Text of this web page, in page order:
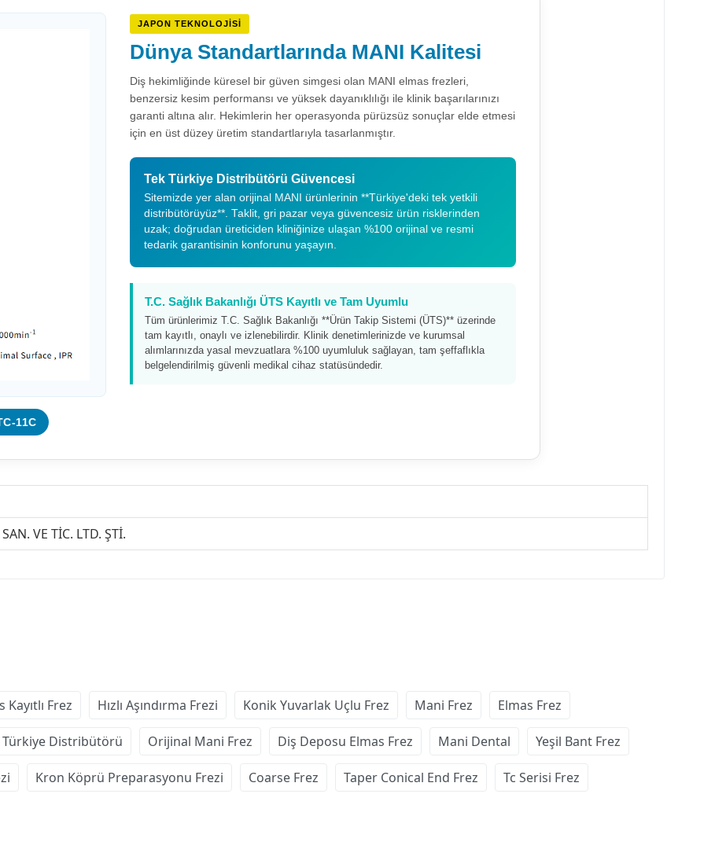
11C
JAPON TEKNOLOJISI
Dünya Standartlarında MANI Kalitesi
Diş hekimliğinde küresel bir güven simgesi olan MANI elmas frezleri,
benzersiz kesim performansı ve yüksek dayanıklılığı ile klinik başarılarınızı
garanti altına alır. Hekimlerin her operasyonda pürüzsüz sonuçlar elde etmesi
için en üst düzey üretim standartlarıyla tasarlanmıştır.
Tek Türkiye Distribütörü Güvencesi
Sitemizde yer alan orijinal MANI ürünlerinin **Türkiye'deki tek yetkili
distribütörüyüz**. Taklit, gri pazar veya güvencesiz ürün risklerinden
uzak; doğrudan üreticiden kliniğinize ulaşan %100 orijinal ve resmi
tedarik garantisinin konforunu yaşayın.
T.C. Sağlık Bakanlığı ÜTS Kayıtlı ve Tam Uyumlu
Tüm ürünlerimiz T.C. Sağlık Bakanlığı **Ürün Takip Sistemi (ÜTS)** üzerinde
tam kayıtlı, onaylı ve izlenebilirdir. Klinik denetimlerinizde ve kurumsal
alımlarınızda yasal mevzuatlara %100 uyumluluk sağlayan, tam şeffaflıkla
belgelendirilmiş güvenli medikal cihaz statüsündedir.
VE TİC. LTD. ŞTİ.
Kayıtlı Frez Hızlı Aşındırma Frezi Konik Yuvarlak Uçlu Frez Mani Frez Elmas Frez
Türkiye Distribütörü Orijinal Mani Frez Diş Deposu Elmas Frez Mani Dental Yeşil Bant Frez
Kron Köprü Preparasyonu Frezi Coarse Frez Taper Conical End Frez Tc Serisi Frez